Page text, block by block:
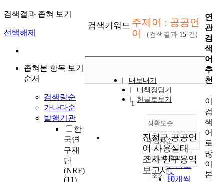
검색결과 좁혀 보기
선택해제
좁혀본 항목 보기
순서
검색량순
가나다순
발행기관
한
국연
구재
단
(NRF)
(11)
검색키워드 주제어 : 공공언
어
(검색결과 15 건)
내보내기
내책장담기
한글로보기
정확도순
정확도
순
인기도
순
내림차순
내림차순
10개씩 출력
10개씩
조회
1
진천군 공공언
어 사용실태
조사 연구용역
보고서
연
관
검
색
어
추
천
이
검
색
어
로
많
이
본